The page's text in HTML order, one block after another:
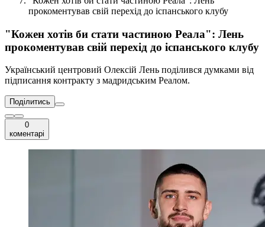
прокоментував свій перехід до іспанського клубу
"Кожен хотів би стати частиною Реала": Лень
прокоментував свій перехід до іспанського клубу
Український центровий Олексій Лень поділився думками від
підписання контракту з мадридським Реалом.
Поділитись
0
коментарі